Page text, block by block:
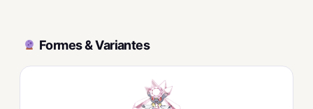
Formes & Variantes